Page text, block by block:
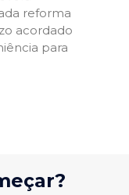
reforma
acordado
para